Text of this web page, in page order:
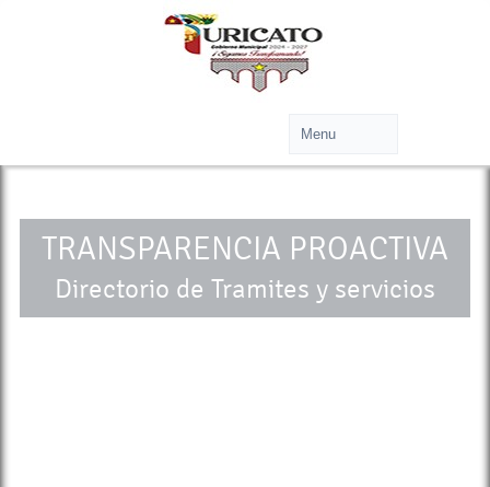
TRANSPARENCIA PROACTIVA
Directorio de Tramites y servicios